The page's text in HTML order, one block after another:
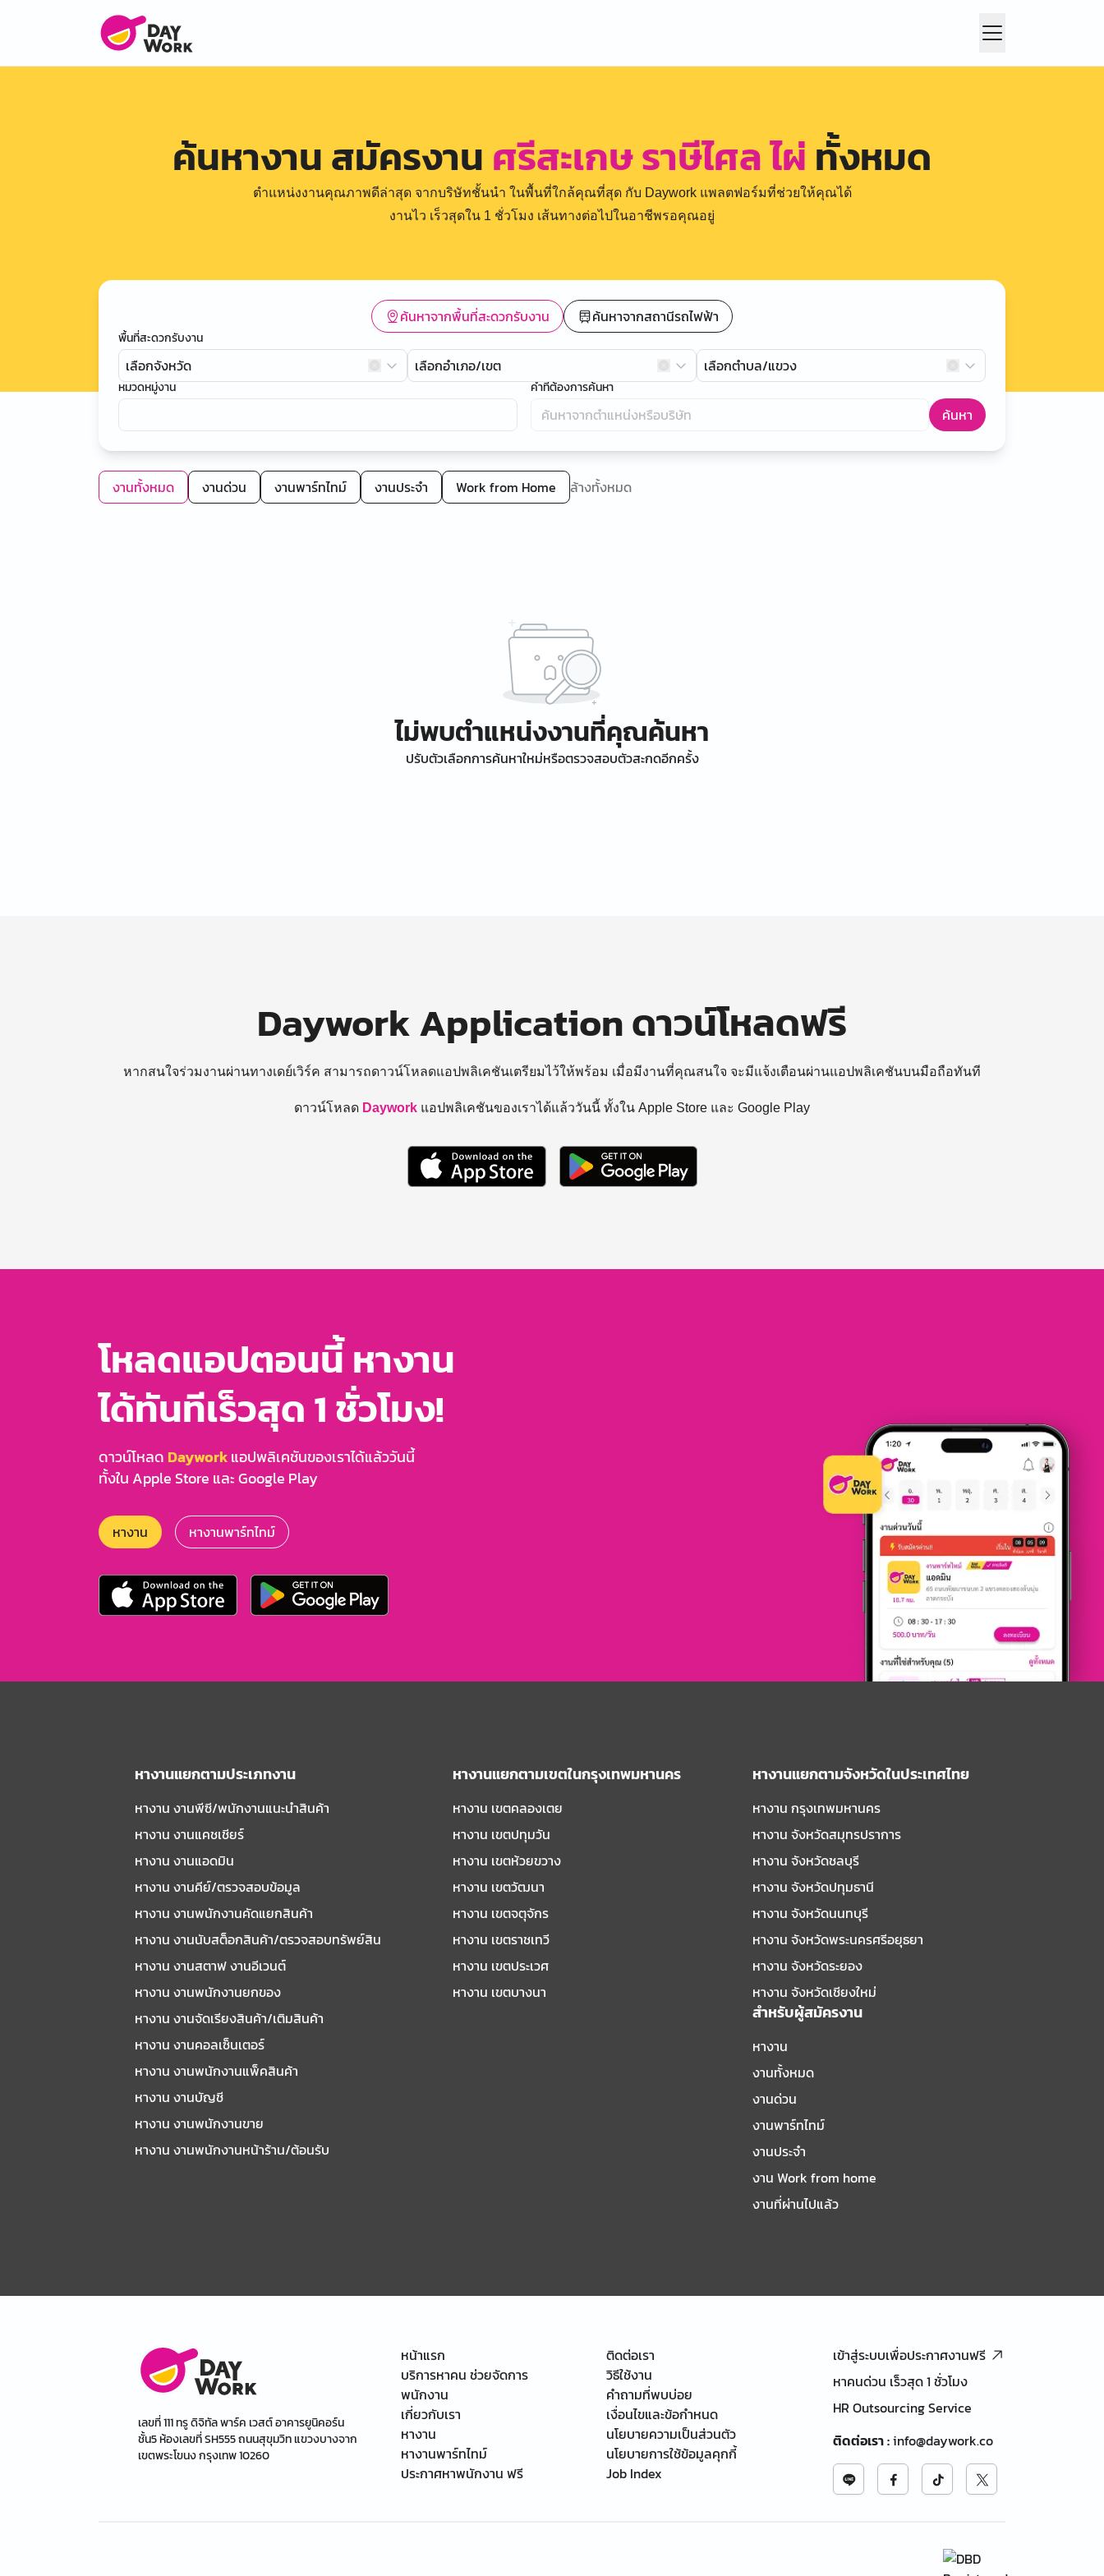
ค้นหางาน สมัครงาน ศรีสะเกษ ราษีไศล ไผ่ ทั้งหมด
ตำแหน่งงานคุณภาพดีล่าสุด จากบริษัทชั้นนำ ในพื้นที่ใกล้คุณที่สุด กับ Daywork แพลตฟอร์มที่ช่วยให้คุณได้
งานไว เร็วสุดใน 1 ชั่วโมง เส้นทางต่อไปในอาชีพรอคุณอยู่
ค้นหาจากพื้นที่สะดวกรับงาน ค้นหาจากสถานีรถไฟฟ้า
พื้นที่สะดวกรับงาน
เลือกจังหวัด เลือกอำเภอ/เขต เลือกตำบล/แขวง
หมวดหมู่งาน คำที่ต้องการค้นหา
ค้นหา
งานทั้งหมด งานด่วน งานพาร์ทไทม์ งานประจำ Work from Home ล้างทั้งหมด
ไม่พบตำแหน่งงานที่คุณค้นหา
ปรับตัวเลือกการค้นหาใหม่หรือตรวจสอบตัวสะกดอีกครั้ง
Daywork Application ดาวน์โหลดฟรี
หากสนใจร่วมงานผ่านทางเดย์เวิร์ค สามารถดาวน์โหลดแอปพลิเคชันเตรียมไว้ให้พร้อม เมื่อมีงานที่คุณสนใจ จะมีแจ้งเตือนผ่านแอปพลิเคชันบนมือถือทันที
ดาวน์โหลด Daywork แอปพลิเคชันของเราได้แล้ววันนี้ ทั้งใน Apple Store และ Google Play
โหลดแอปตอนนี้ หางาน
ได้ทันทีเร็วสุด 1 ชั่วโมง!
ดาวน์โหลด Dayworkแอปพลิเคชันของเราได้แล้ววันนี้
ทั้งใน Apple Store และ Google Play
หางาน หางานพาร์ทไทม์
หางานแยกตามประเภทงาน
หางาน งานพีซี/พนักงานแนะนําสินค้า
หางาน งานแคชเชียร์
หางาน งานแอดมิน
หางาน งานคีย์/ตรวจสอบข้อมูล
หางาน งานพนักงานคัดแยกสินค้า
หางาน งานนับสต็อกสินค้า/ตรวจสอบทรัพย์สิน
หางาน งานสตาฟ งานอีเวนต์
หางาน งานพนักงานยกของ
หางาน งานจัดเรียงสินค้า/เติมสินค้า
หางาน งานคอลเซ็นเตอร์
หางาน งานพนักงานแพ็คสินค้า
หางาน งานบัญชี
หางาน งานพนักงานขาย
หางาน งานพนักงานหน้าร้าน/ต้อนรับ
หางานแยกตามเขตในกรุงเทพมหานคร
หางาน เขตคลองเตย
หางาน เขตปทุมวัน
หางาน เขตห้วยขวาง
หางาน เขตวัฒนา
หางาน เขตจตุจักร
หางาน เขตราชเทวี
หางาน เขตประเวศ
หางาน เขตบางนา
หางานแยกตามจังหวัดในประเทศไทย
หางาน กรุงเทพมหานคร
หางาน จังหวัดสมุทรปราการ
หางาน จังหวัดชลบุรี
หางาน จังหวัดปทุมธานี
หางาน จังหวัดนนทบุรี
หางาน จังหวัดพระนครศรีอยุธยา
หางาน จังหวัดระยอง
หางาน จังหวัดเชียงใหม่
สำหรับผู้สมัครงาน
หางาน
งานทั้งหมด
งานด่วน
งานพาร์ทไทม์
งานประจำ
งาน Work from home
งานที่ผ่านไปแล้ว
เลขที่ 111 ทรู ดิจิทัล พาร์ค เวสต์ อาคารยูนิคอร์น
ชั้น5 ห้องเลขที่ SH555 ถนนสุขุมวิท แขวงบางจาก
เขตพระโขนง กรุงเทพ 10260
หน้าแรก
บริการหาคน ช่วยจัดการ
พนักงาน
เกี่ยวกับเรา
หางาน
หางานพาร์ทไทม์
ประกาศหาพนักงาน ฟรี
ติดต่อเรา
วิธีใช้งาน
คำถามที่พบบ่อย
เงื่อนไขและข้อกำหนด
นโยบายความเป็นส่วนตัว
นโยบายการใช้ข้อมูลคุกกี้
Job Index
เข้าสู่ระบบเพื่อประกาศงานฟรี
หาคนด่วน เร็วสุด 1 ชั่วโมง
HR Outsourcing Service
ติดต่อเรา:info@daywork.co